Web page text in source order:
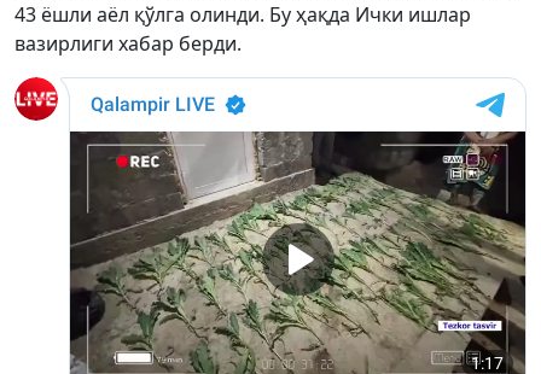
43 ёшли аёл қўлга олинди. Бу ҳақда Ички ишлар
вазирлиги хабар берди.